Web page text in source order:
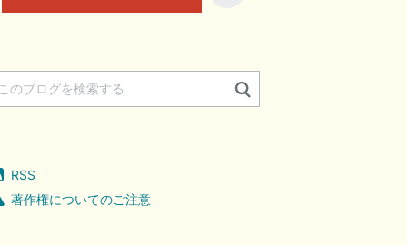
RSS
著作権についてのご注意